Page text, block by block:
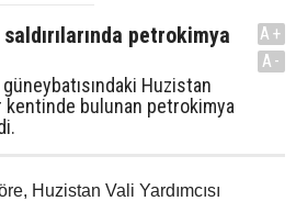
petrokimya
Huzistan
kentinde bulunan petrokimya
A+
A-
Huzistan Vali Yardımcısı